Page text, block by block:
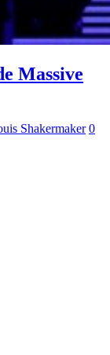
Massive
Shakermaker 0